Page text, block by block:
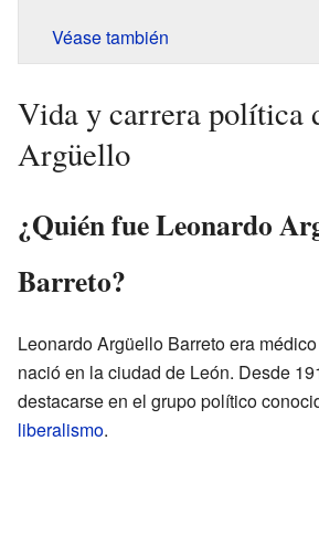
Véase también
Vida y carrera política
Argüello
¿Quién fue Leonardo
Barreto?
Leonardo Argüello Barreto era
nació en la ciudad de León. Desde
destacarse en el grupo político
liberalismo.